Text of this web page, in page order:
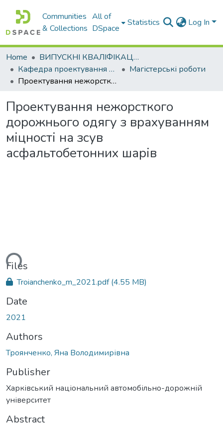
Communities
& Collections
All of
DSpace
Statistics Log In
Home
ВИПУСКНІ КВАЛІФІКАЦІЙНІ РОБОТИ
Кафедра проектування доріг, геодезії і землеустрою
Магістерські роботи
Проектування нежорсткого дорожнього одягу з врахуванням міцності на зсув асфальтобетонних шарів
Проектування нежорсткого
дорожнього одягу з врахуванням
міцності на зсув
асфальтобетонних шарів
Files
Troianchenko_m_2021.pdf(4.55 MB)
Date
2021
Authors
Троянченко, Яна Володимирівна
Publisher
Харківський національний автомобільно-дорожній
університет
Abstract